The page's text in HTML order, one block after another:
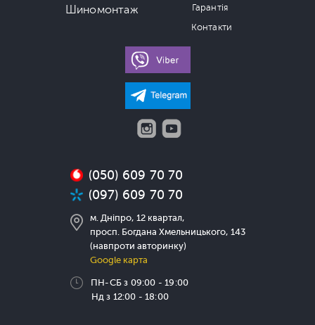
Шиномонтаж
Гарантія
Контакти
(050) 609 70 70
(097) 609 70 70
м. Дніпро, 12 квартал,
просп. Богдана Хмельницького, 143
(навпроти авторинку)
Google карта
ПН-СБ з 09:00 - 19:00
Нд з 12:00 - 18:00